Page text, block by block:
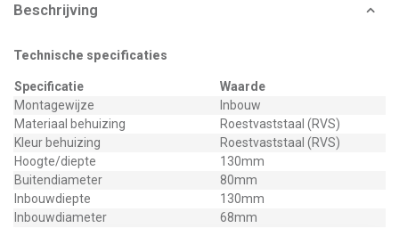
Beschrijving
Technische specificaties
Specificatie
Waarde
Montagewijze
Inbouw
Materiaal behuizing
Roestvaststaal (RVS)
Kleur behuizing
Roestvaststaal (RVS)
Hoogte/diepte
130mm
Buitendiameter
80mm
Inbouwdiepte
130mm
Inbouwdiameter
68mm